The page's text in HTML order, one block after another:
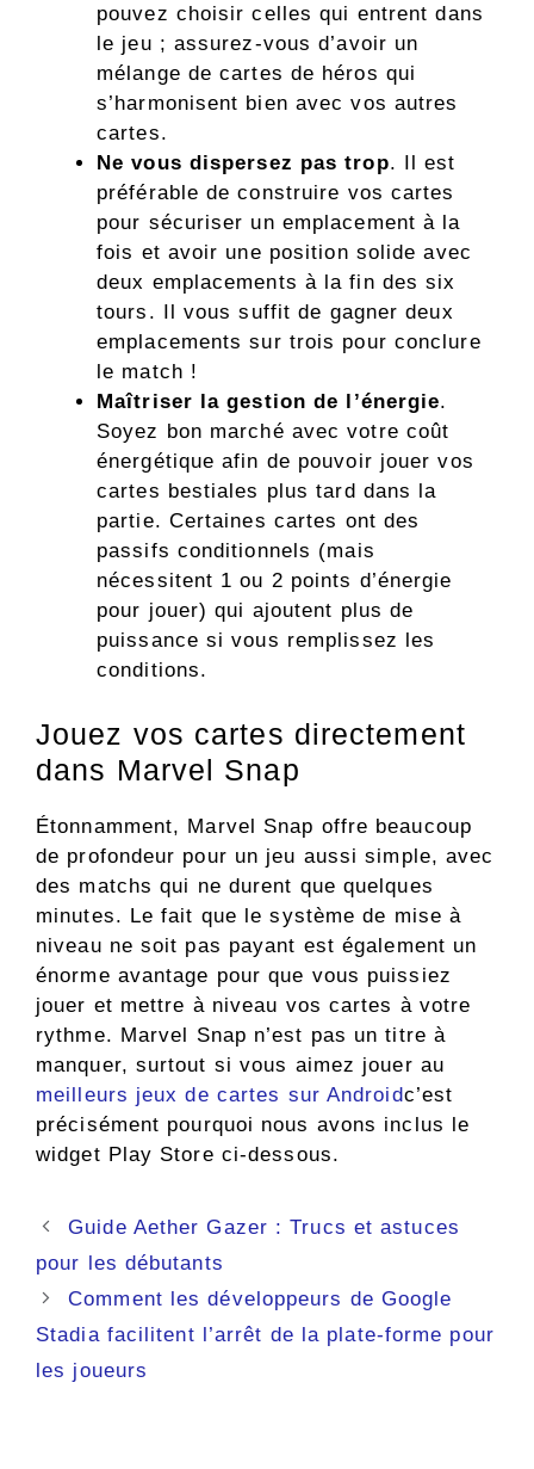
pouvez choisir celles qui entrent dans
le jeu ; assurez-vous d’avoir un
mélange de cartes de héros qui
s’harmonisent bien avec vos autres
cartes.
Ne vous dispersez pas trop. Il est
préférable de construire vos cartes
pour sécuriser un emplacement à la
fois et avoir une position solide avec
deux emplacements à la fin des six
tours. Il vous suffit de gagner deux
emplacements sur trois pour conclure
le match !
Maîtriser la gestion de l’énergie.
Soyez bon marché avec votre coût
énergétique afin de pouvoir jouer vos
cartes bestiales plus tard dans la
partie. Certaines cartes ont des
passifs conditionnels (mais
nécessitent 1 ou 2 points d’énergie
pour jouer) qui ajoutent plus de
puissance si vous remplissez les
conditions.
Jouez vos cartes directement
dans Marvel Snap
Étonnamment, Marvel Snap offre beaucoup
de profondeur pour un jeu aussi simple, avec
des matchs qui ne durent que quelques
minutes. Le fait que le système de mise à
niveau ne soit pas payant est également un
énorme avantage pour que vous puissiez
jouer et mettre à niveau vos cartes à votre
rythme. Marvel Snap n’est pas un titre à
manquer, surtout si vous aimez jouer au
meilleurs jeux de cartes sur Androidc’est
précisément pourquoi nous avons inclus le
widget Play Store ci-dessous.
Navigation
des
Guide Aether Gazer : Trucs et astuces
pour les débutants
Comment les développeurs de Google
Stadia facilitent l’arrêt de la plate-forme pour
les joueurs